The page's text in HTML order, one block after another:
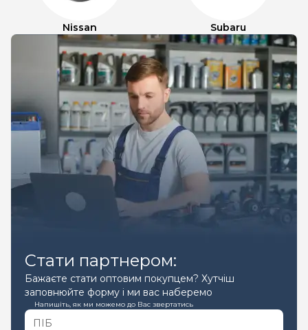
Nissan Subaru
Стати партнером:
Бажаєте стати оптовим покупцем? Хутчіш
заповнюйте форму і ми вас наберемо
Напишіть, як ми можемо до Вас звертатись